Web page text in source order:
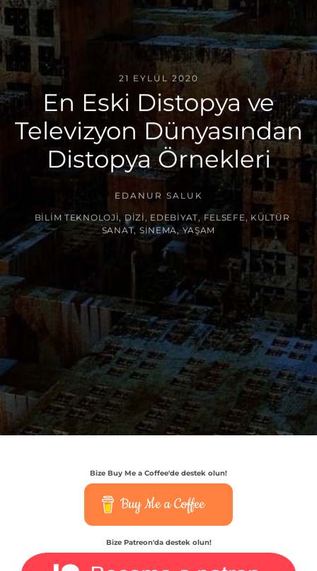
21 EYLÜL 2020
En Eski Distopya ve
Televizyon Dünyasından
Distopya Örnekleri
EDANUR SALUK
BILIM TEKNOLOJI DIZI EDEBIYAT FELSEFE
KÜLTÜR
SANAT SINEMA ,YAŞAM
Bize Buy Me a Coffee'de destek olun!
Buy Me a Coffee
Bize Patreon'da destek olun!